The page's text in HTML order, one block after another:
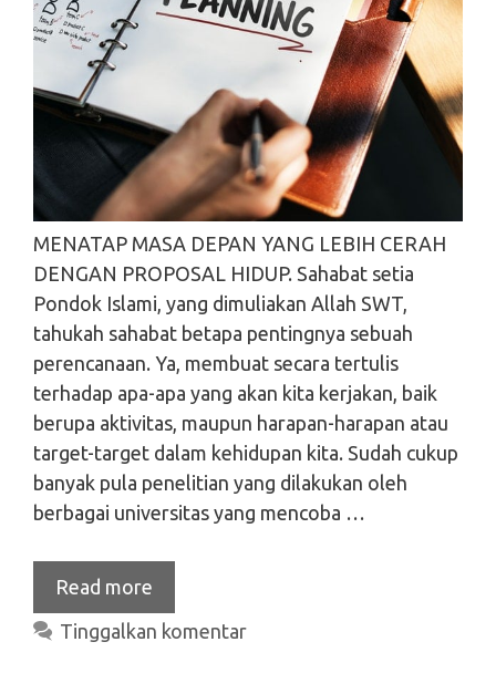
MENATAP MASA DEPAN YANG LEBIH CERAH
DENGAN PROPOSAL HIDUP. Sahabat setia
Pondok Islami, yang dimuliakan Allah SWT,
tahukah sahabat betapa pentingnya sebuah
perencanaan. Ya, membuat secara tertulis
terhadap apa-apa yang akan kita kerjakan, baik
berupa aktivitas, maupun harapan-harapan atau
target-target dalam kehidupan kita. Sudah cukup
banyak pula penelitian yang dilakukan oleh
berbagai universitas yang mencoba …
Read more
Tinggalkan komentar